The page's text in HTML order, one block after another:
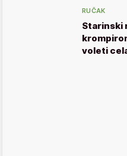
RUČAK
Starinski
voleti